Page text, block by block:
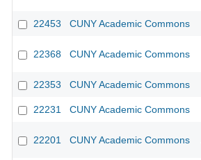
22453 CUNY Academic Commons
22368 CUNY Academic Commons
22353 CUNY Academic Commons
22231 CUNY Academic Commons
22201 CUNY Academic Commons